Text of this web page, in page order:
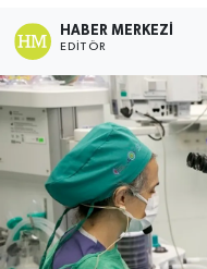
HABER MERKEZI
EDITÖR